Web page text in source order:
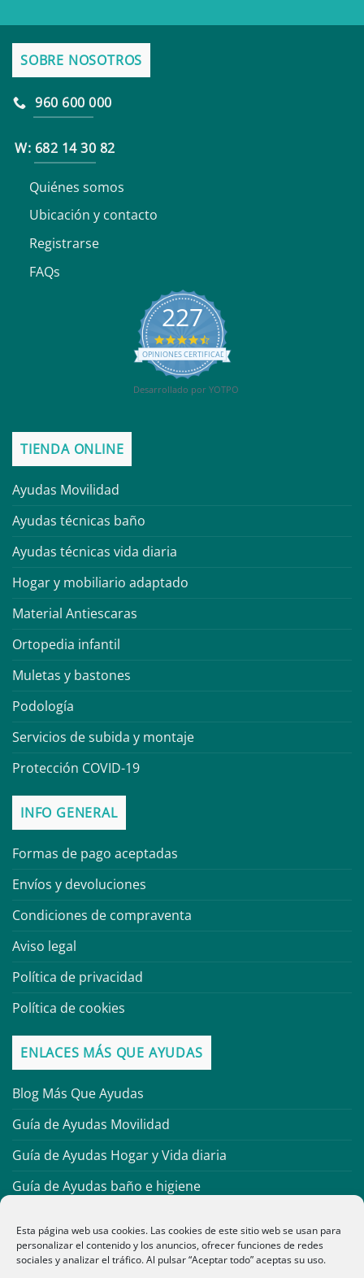
Esta página web usa cookies. Las cookies de este sitio web se usan para
personalizar el contenido y los anuncios, ofrecer funciones de redes
sociales y analizar el tráfico. Al pulsar “Aceptar todo” aceptas su uso.
SOBRE NOSOTROS
960 600 000
W: 682 14 30 82
Quiénes somos
Ubicación y contacto
Registrarse
FAQs
227
4.6
star
rating
OPINIONES CERTIFICADAS
Desarrollado por YOTPO
TIENDA ONLINE
Ayudas Movilidad
Ayudas técnicas baño
Ayudas técnicas vida diaria
Hogar y mobiliario adaptado
Material Antiescaras
Ortopedia infantil
Muletas y bastones
Podología
Servicios de subida y montaje
Protección COVID-19
INFO GENERAL
Formas de pago aceptadas
Envíos y devoluciones
Condiciones de compraventa
Aviso legal
Política de privacidad
Política de cookies
ENLACES MÁS QUE AYUDAS
Blog Más Que Ayudas
Guía de Ayudas Movilidad
Guía de Ayudas Hogar y Vida diaria
Guía de Ayudas baño e higiene
Guía de Ortopedia infantil